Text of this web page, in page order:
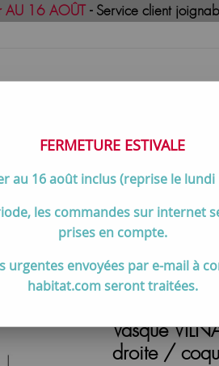
AU 16 AOÛT- Service client
Meilleures ventes
vasque droite / coquette gauche
Vasque
droite /
FERMETURE ESTIVALE
au 16 août inclus (reprise le lundi
les commandes sur internet
prises en compte.
urgentes envoyées par e-mail à
habitat.com seront traitées.